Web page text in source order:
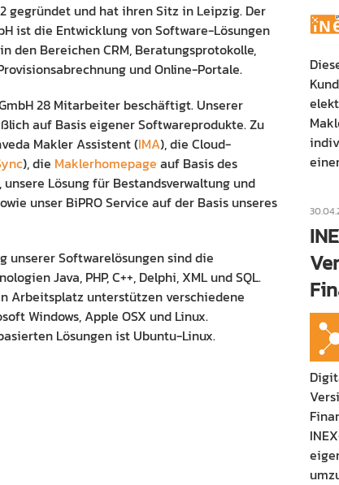
gegründet und hat ihren Sitz in Leipzig. Der
ist die Entwicklung von Software-Lösungen
den Bereichen CRM, Beratungsprotokolle,
und Online-Portale.
28 Mitarbeiter beschäftigt. Unserer
auf Basis eigener Softwareprodukte. Zu
Makler Assistent (IMA), die Cloud-
), die Maklerhomepage auf Basis des
Lösung für Bestandsverwaltung und
unser BiPRO Service auf der Basis unseres
unserer Softwarelösungen sind die
Java, PHP, C++, Delphi, XML und SQL.
Arbeitsplatz unterstützen verschiedene
Windows, Apple OSX und Linux.
Lösungen ist Ubuntu-Linux.